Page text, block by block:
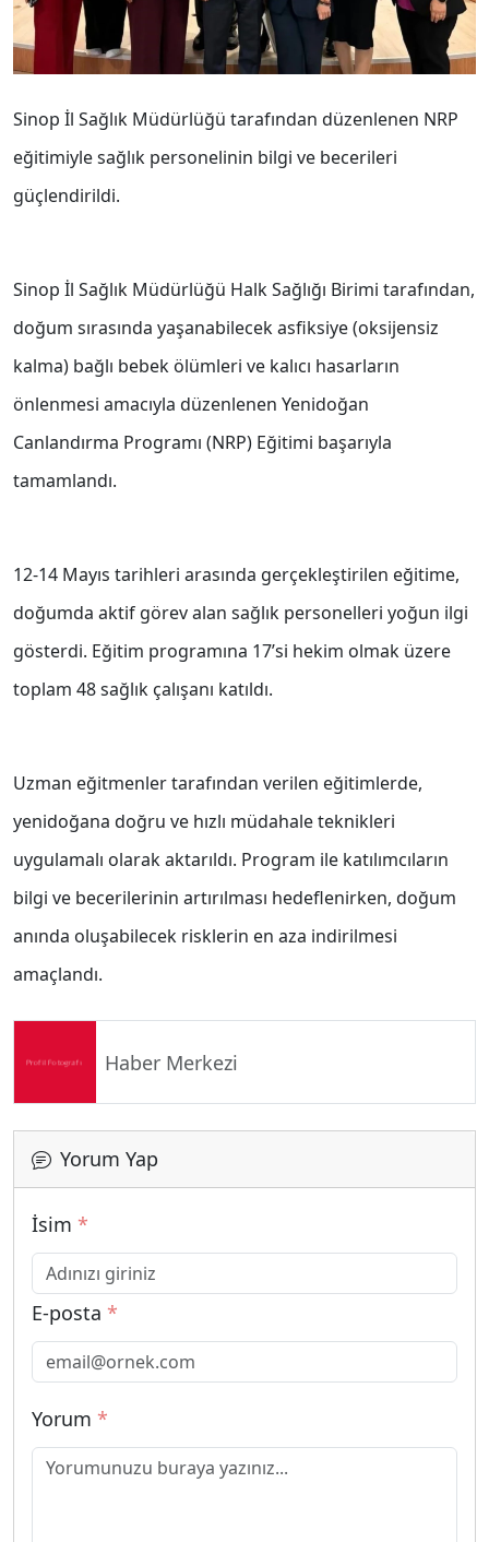
Sinop İl Sağlık Müdürlüğü tarafından düzenlenen NRP
eğitimiyle sağlık personelinin bilgi ve becerileri
güçlendirildi.
Sinop İl Sağlık Müdürlüğü Halk Sağlığı Birimi tarafından,
doğum sırasında yaşanabilecek asfiksiye (oksijensiz
kalma) bağlı bebek ölümleri ve kalıcı hasarların
önlenmesi amacıyla düzenlenen Yenidoğan
Canlandırma Programı (NRP) Eğitimi başarıyla
tamamlandı.
12-14 Mayıs tarihleri arasında gerçekleştirilen eğitime,
doğumda aktif görev alan sağlık personelleri yoğun ilgi
gösterdi. Eğitim programına 17’si hekim olmak üzere
toplam 48 sağlık çalışanı katıldı.
Uzman eğitmenler tarafından verilen eğitimlerde,
yenidoğana doğru ve hızlı müdahale teknikleri
uygulamalı olarak aktarıldı. Program ile katılımcıların
bilgi ve becerilerinin artırılması hedeflenirken, doğum
anında oluşabilecek risklerin en aza indirilmesi
amaçlandı.
Haber Merkezi
Yorum Yap
İsim *
E-posta *
Yorum *